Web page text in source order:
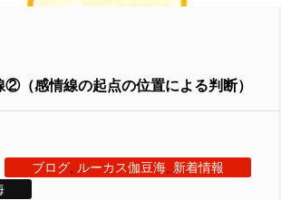
②（感情線の起点の位置による判断）
ブログ ルーカス伽豆海 新着情報